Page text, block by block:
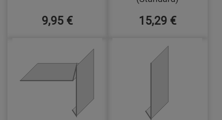
9,95 € 15,29 €